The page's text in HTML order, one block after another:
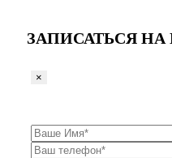
ЗАПИСАТЬСЯ
×